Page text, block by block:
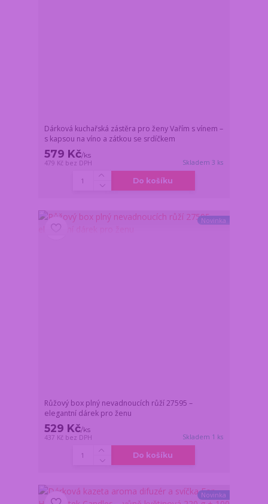
Dárková kuchařská zástěra pro ženy Vařím s vínem –
s kapsou na víno a zátkou se srdíčkem
579 Kč/ks
479 Kč bez DPH Skladem 3 ks
Do košíku
Novinka
Růžový box plný nevadnoucích růží 27595 –
elegantní dárek pro ženu
529 Kč/ks
437 Kč bez DPH Skladem 1 ks
Do košíku
Novinka